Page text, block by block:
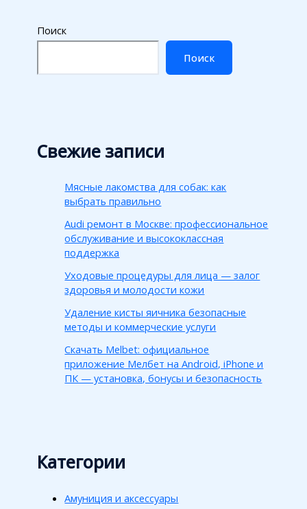
Поиск
Поиск
Свежие записи
Мясные лакомства для собак: как
выбрать правильно
Audi ремонт в Москве: профессиональное
обслуживание и высококлассная
поддержка
Уходовые процедуры для лица — залог
здоровья и молодости кожи
Удаление кисты яичника безопасные
методы и коммерческие услуги
Скачать Melbet: официальное
приложение Мелбет на Android, iPhone и
ПК — установка, бонусы и безопасность
Категории
Амуниция и аксессуары